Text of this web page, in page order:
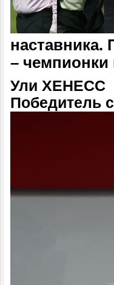
наставника.
– чемпионки
Ули ХЕНЕСС
Победитель